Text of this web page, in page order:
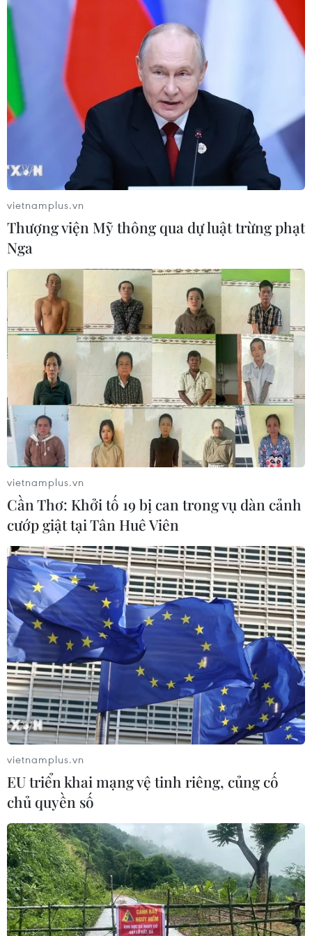
08/08/2026 04:00
Sơn La công bố tình huống khẩn cấp
về thiên tai với hai xã Muổi Nọi, Nậm
Lầu
08/08/2026 03:53
Hà Nội kiên quyết xử lý vi phạm tại
hồ Đồng Đò
08/08/2026 03:29
65 năm thảm họa da cam: Tiếp nối
công lý, sẻ chia nỗi đau
08/08/2026 03:28
Vĩnh Long: Còn thông tin là còn tìm
kiếm, không bỏ sót hài cốt liệt sỹ
08/08/2026 03:23
Kết luận số 75-KL/TW: Cà Mau chủ
động thích ứng với biến đổi khí hậu
08/08/2026 02:53
Hà Nội sắp xếp trường học - cuộc
chuyển đổi về tư duy quản trị giáo
dục
08/08/2026 02:51
Metro Nhổn-Ga Hà Nội đã “cõng”
hơn 14 triệu lượt khách sau 2 năm
khai thác
08/08/2026 02:13
Quảng Trị triệt phá đường dây vận
chuyển hơn 210kg vật liệu nổ
08/08/2026 01:59
Gỡ "điểm nghẽn" ở cấp cơ sở
08/08/2026 01:46
vietnamplus.vn
Thượng viện Mỹ thông qua dự luật trừng phạt
Nga
vietnamplus.vn
Cần Thơ: Khởi tố 19 bị can trong vụ dàn cảnh
cướp giật tại Tân Huê Viên
vietnamplus.vn
EU triển khai mạng vệ tinh riêng, củng cố
chủ quyền số